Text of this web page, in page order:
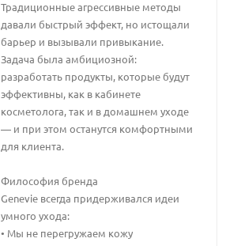
Традиционные агрессивные методы
давали быстрый эффект, но истощали
барьер и вызывали привыкание.
Задача была амбициозной:
разработать продукты, которые будут
эффективны, как в кабинете
косметолога, так и в домашнем уходе
— и при этом останутся комфортными
для клиента.
Философия бренда
Genevie всегда придерживался идеи
умного ухода:
• Мы не перегружаем кожу